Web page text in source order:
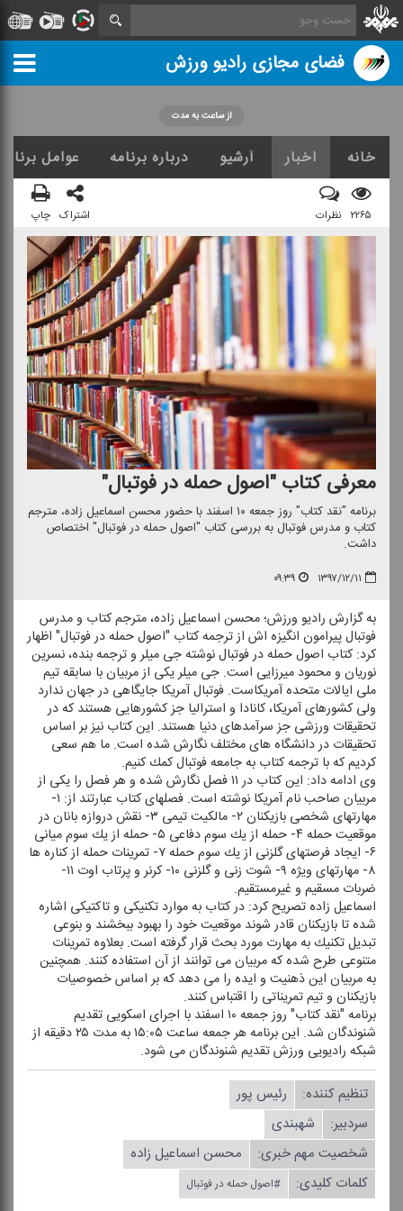
فضای مجازی رادیو ورزش
از ساعت به مدت
خانه اخبار آرشیو درباره برنامه عوامل برنامه
۲۲۶۵ نظرات اشتراک چاپ
معرفی كتاب "اصول حمله در فوتبال"
برنامه "نقد كتاب" روز جمعه ۱۰ اسفند با حضور محسن اسماعیل زاده، مترجم
كتاب و مدرس فوتبال به بررسی كتاب "اصول حمله در فوتبال" اختصاص
داشت.
۱۳۹۷/۱۲/۱۱ ۰۹:۳۹
به گزارش رادیو ورزش؛ محسن اسماعیل زاده، مترجم كتاب و مدرس
فوتبال پیرامون انگیزه اش از ترجمه كتاب "اصول حمله در فوتبال" اظهار
كرد: كتاب اصول حمله در فوتبال نوشته جی میلر و ترجمه بنده، نسرین
نوریان و محمود میرزایی است. جی میلر یكی از مربیان با سابقه تیم
ملی ایالات متحده آمریكاست. فوتبال آمریكا جایگاهی در جهان ندارد
ولی كشورهای آمریكا، كانادا و استرالیا جز كشورهایی هستند كه در
تحقیقات ورزشی جز سرآمدهای دنیا هستند. این كتاب نیز بر اساس
تحقیقات در دانشگاه های مختلف نگارش شده است. ما هم سعی
كردیم كه با ترجمه كتاب به جامعه فوتبال كمك كنیم.
وی ادامه داد: این كتاب در ۱۱ فصل نگارش شده و هر فصل را یكی از
مربیان صاحب نام آمریكا نوشته است. فصلهای كتاب عبارتند از: ۱-
مهارتهای شخصی بازیكنان ۲- مالكیت تیمی ۳- نقش دروازه بانان در
موقعیت حمله ۴- حمله از یك سوم دفاعی ۵- حمله از یك سوم میانی
۶- ایجاد فرصتهای گلزنی از یك سوم حمله ۷- تمرینات حمله از كناره ها
۸- مهارتهای ویژه ۹- شوت زنی و گلزنی ۱۰- كرنر و پرتاب اوت ۱۱-
ضربات مسقیم و غیرمستقیم.
اسماعیل زاده تصریح كرد: در كتاب به موارد تكنیكی و تاكتیكی اشاره
شده تا بازیكنان قادر شوند موقعیت خود را بهبود ببخشند و بنوعی
تبدیل تكنیك به مهارت مورد بحث قرار گرفته است. بعلاوه تمرینات
متنوعی طرح شده كه مربیان می توانند از آن استفاده كنند. همچنین
به مربیان این ذهنیت و ایده را می دهد كه بر اساس خصوصیات
بازیكنان و تیم تمریناتی را اقتباس كنند.
برنامه "نقد كتاب" روز جمعه ۱۰ اسفند با اجرای اسكویی تقدیم
شنوندگان شد. این برنامه هر جمعه ساعت ۱۵:۰۵ به مدت ۲۵ دقیقه از
شبكه رادیویی ورزش تقدیم شنوندگان می شود.
تنظیم كننده:
رئیس پور
سردبیر:
شهبندی
شخصیت مهم خبری:
محسن اسماعیل زاده
کلمات کلیدی:
#اصول حمله در فوتبال